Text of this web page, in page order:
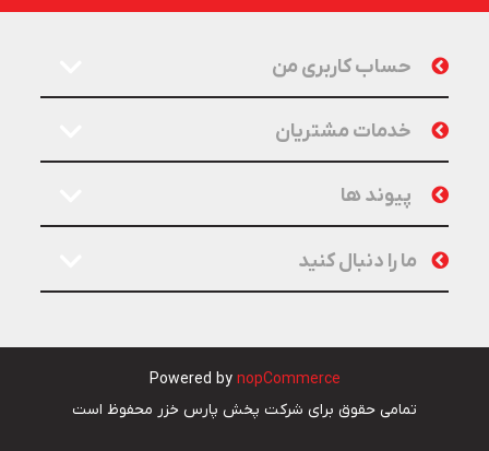
حساب کاربری من
خدمات مشتریان
پیوند ها
ما را دنبال کنید
Powered by nopCommerce
تمامی حقوق برای شرکت پخش پارس خزر محفوظ است